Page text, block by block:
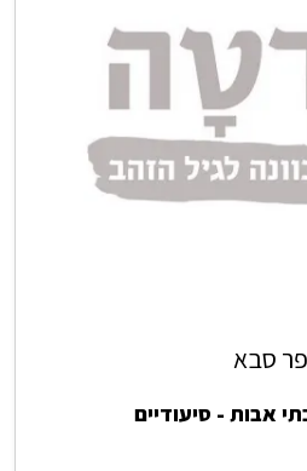
סבא
אבות - סיעודיים